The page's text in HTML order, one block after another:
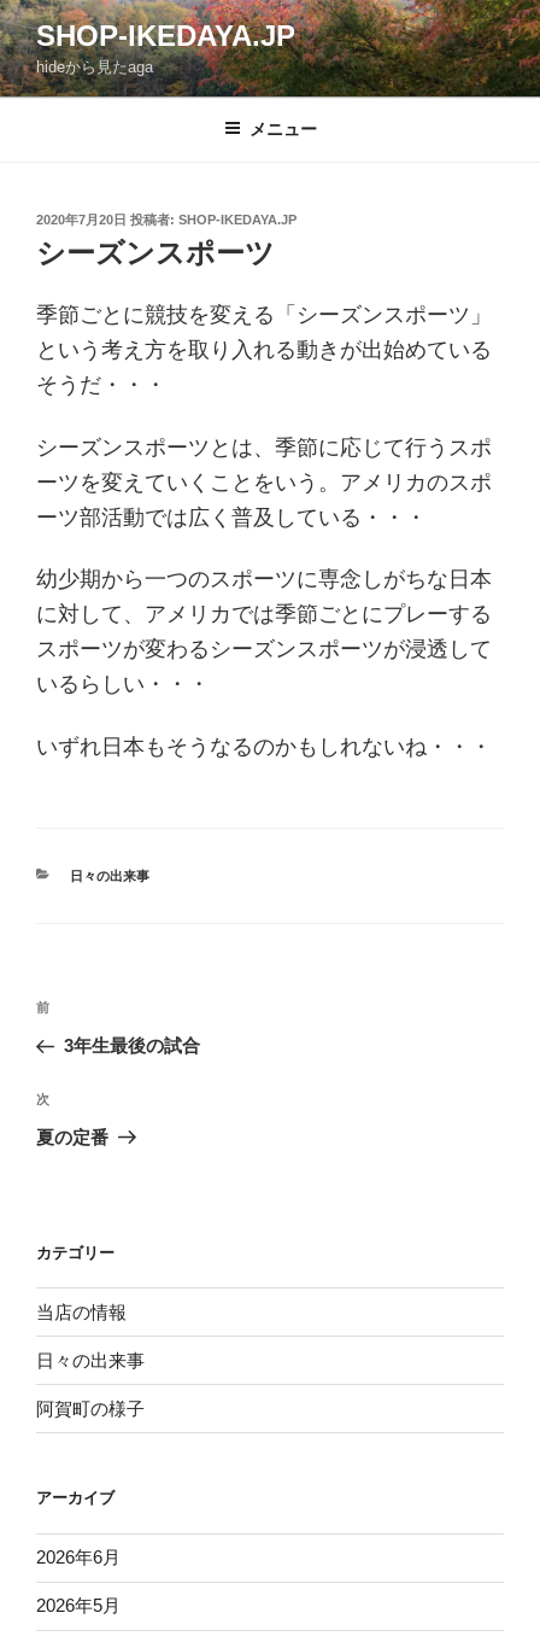
コ
ン
テ
ン
SHOP-IKEDAYA.JP
hideから見たaga
メニュー
投
稿
日:
2020年7月20日 投稿者: SHOP-IKEDAYA.JP
シーズンスポーツ
季節ごとに競技を変える「シーズンスポーツ」
という考え方を取り入れる動きが出始めている
そうだ・・・
シーズンスポーツとは、季節に応じて行うスポ
ーツを変えていくことをいう。アメリカのスポ
ーツ部活動では広く普及している・・・
幼少期から一つのスポーツに専念しがちな日本
に対して、アメリカでは季節ごとにプレーする
スポーツが変わるシーズンスポーツが浸透して
いるらしい・・・
いずれ日本もそうなるのかもしれないね・・・
カ
日々の出来事
投
ビ
ゲ
ン
過
去
投
稿
前
3年生最後の試合
次
の
次
夏の定番
カテゴリー
当店の情報
日々の出来事
阿賀町の様子
アーカイブ
2026年6月
2026年5月